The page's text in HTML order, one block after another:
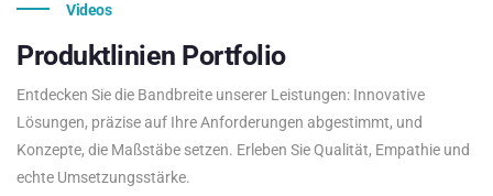
Videos
Produktlinien Portfolio
Entdecken Sie die Bandbreite unserer Leistungen: Innovative
Lösungen, präzise auf Ihre Anforderungen abgestimmt, und
Konzepte, die Maßstäbe setzen. Erleben Sie Qualität, Empathie und
echte Umsetzungsstärke.